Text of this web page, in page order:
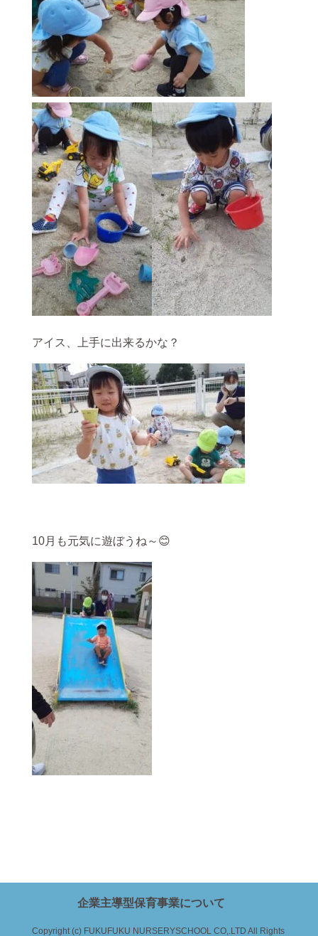
アイス、上手に出来るかな？
10月も元気に遊ぼうね～😊
企業主導型保育事業について
Copyright (c) FUKUFUKU NURSERYSCHOOL CO,.LTD All Rights